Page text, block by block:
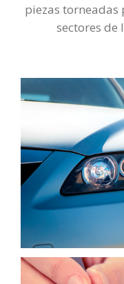
piezas torneadas
sectores